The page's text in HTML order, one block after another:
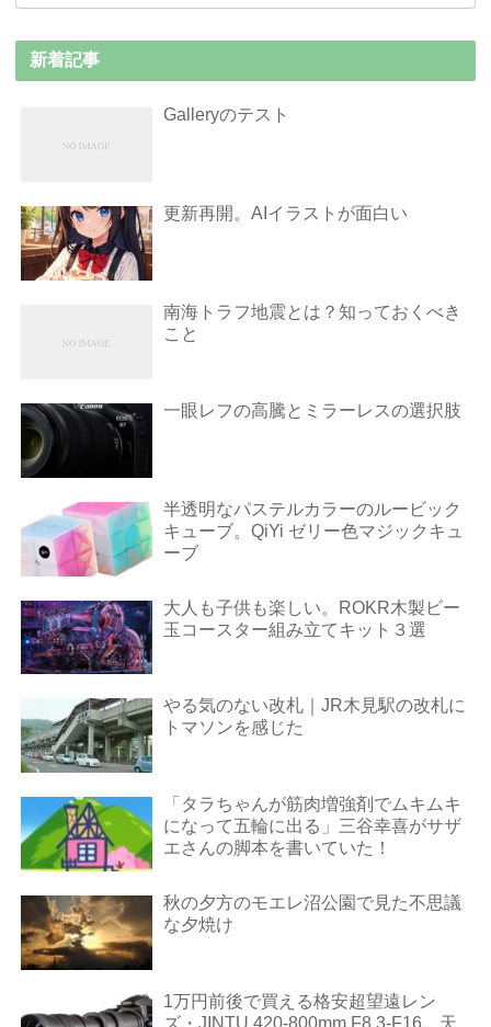
新着記事
Galleryのテスト
更新再開。AIイラストが面白い
南海トラフ地震とは？知っておくべき
こと
一眼レフの高騰とミラーレスの選択肢
半透明なパステルカラーのルービック
キューブ。QiYi ゼリー色マジックキュ
ーブ
大人も子供も楽しい。ROKR木製ビー
玉コースター組み立てキット３選
やる気のない改札｜JR木見駅の改札に
トマソンを感じた
「タラちゃんが筋肉増強剤でムキムキ
になって五輪に出る」三谷幸喜がサザ
エさんの脚本を書いていた！
秋の夕方のモエレ沼公園で見た不思議
な夕焼け
1万円前後で買える格安超望遠レン